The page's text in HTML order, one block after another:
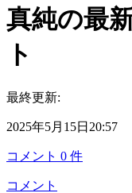
真純の最
ト
最終更新:
2025年5月15日20:57
コメント 0 件
コメント